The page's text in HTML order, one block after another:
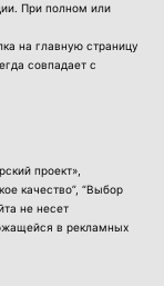
При полном или
на главную страницу
совпадает с
проект»,
качество”, “Выбор
не несет
в рекламных